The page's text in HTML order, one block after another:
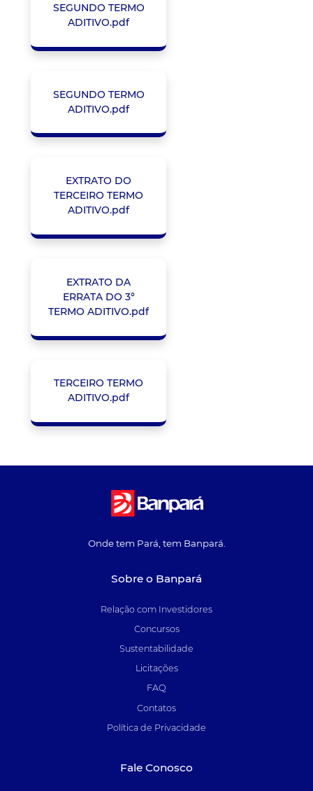
SEGUNDO TERMO
ADITIVO.pdf
SEGUNDO TERMO
ADITIVO.pdf
EXTRATO DO
TERCEIRO TERMO
ADITIVO.pdf
EXTRATO DA
ERRATA DO 3°
TERMO ADITIVO.pdf
TERCEIRO TERMO
ADITIVO.pdf
Onde tem Pará, tem Banpará.
Sobre o Banpará
Relação com Investidores
Concursos
Sustentabilidade
Licitações
FAQ
Contatos
Política de Privacidade
Fale Conosco